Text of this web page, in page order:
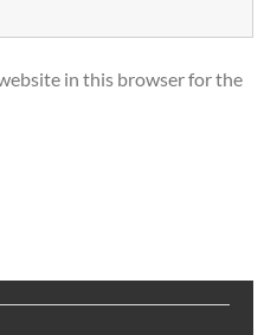
in this browser for the